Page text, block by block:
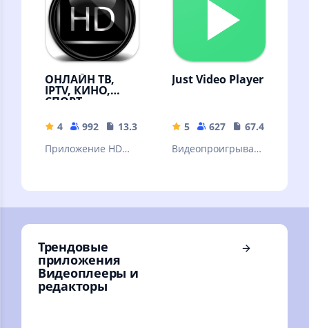
эффектов
ОНЛАЙН ТВ,
IPTV, КИНО,
СПОРТ,
ЭРОТИКА,
ФИЛЬМЫ.
4 992
13.32 MB
Приложение HD
300 каналов
Just Video Player
5 627
67.43 MB
Видеопроигрывате
Трендовые
приложения
Видеоплееры и
редакторы